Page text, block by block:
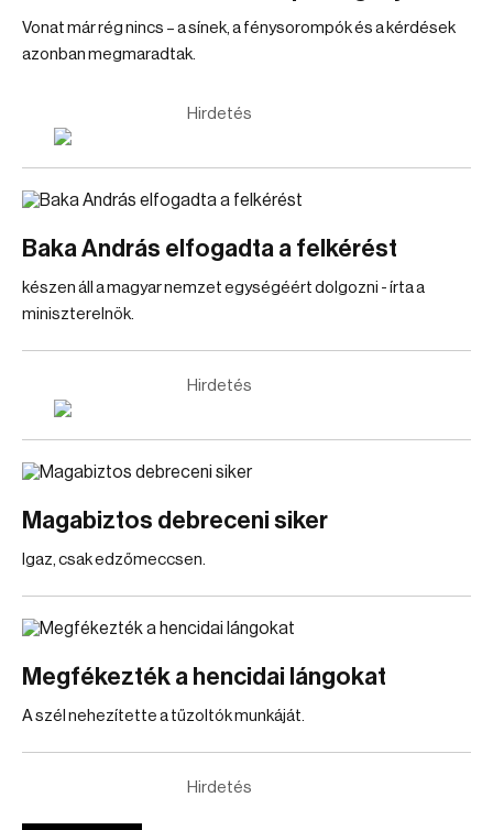
Vonat már rég nincs – a sínek, a fénysorompók és a kérdések
azonban megmaradtak.
Hirdetés
Baka András elfogadta a felkérést
készen áll a magyar nemzet egységéért dolgozni - írta a
miniszterelnök.
Hirdetés
Magabiztos debreceni siker
Igaz, csak edzőmeccsen.
Megfékezték a hencidai lángokat
A szél nehezítette a tűzoltók munkáját.
Hirdetés